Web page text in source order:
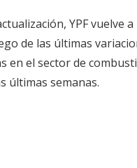
YPF vuelve
de las últimas
en el sector de
últimas semanas.